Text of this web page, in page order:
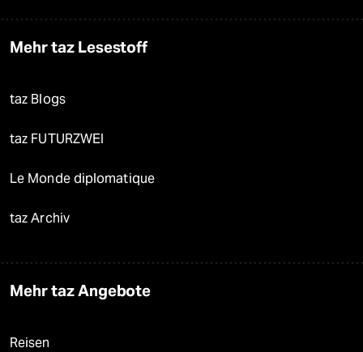
Mehr taz Lesestoff
taz Blogs
taz FUTURZWEI
Le Monde diplomatique
taz Archiv
Mehr taz Angebote
Reisen